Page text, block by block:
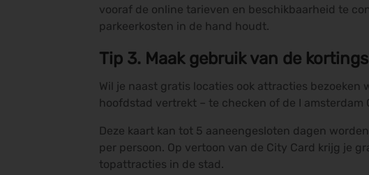
vooraf de online tarieven en beschikbaarheid te
parkeerkosten in de hand houdt.
Tip 3. Maak gebruik van de
Wil je naast gratis locaties ook attracties
hoofdstad vertrekt – te checken of de I
Deze kaart kan tot 5 aaneengesloten dagen
per persoon. Op vertoon van de City Card krijg je
topattracties in de stad.